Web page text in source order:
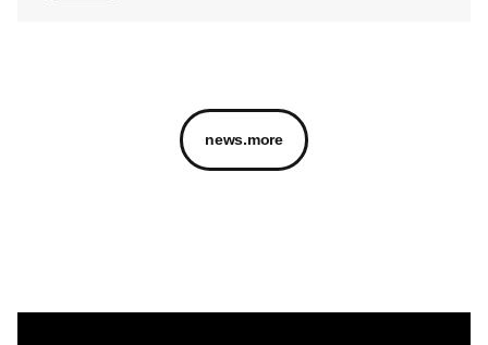
news.more